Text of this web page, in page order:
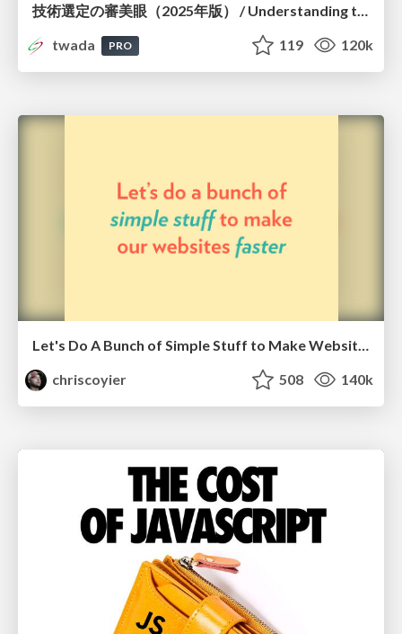
技術選定の審美眼（2025年版） / Understanding the Spiral of Technologies 2025 edition
twada
PRO 119 120k
Let's Do A Bunch of Simple Stuff to Make Websites Faster
chriscoyier
508 140k